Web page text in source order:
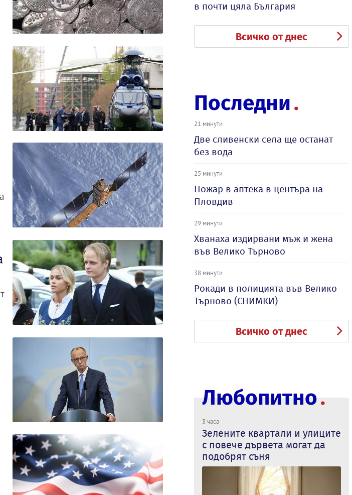
в почти цяла България
Всичко от днес
Последни
21 минути
Две сливенски села ще останат
без вода
25 минути
Пожар в аптека в центъра на
Пловдив
29 минути
Хванаха издирвани мъж и жена
във Велико Търново
38 минути
Рокади в полицията във Велико
Търново (СНИМКИ)
Всичко от днес
Любопитно
3 часа
Зелените квартали и улиците
с повече дървета могат да
подобрят съня